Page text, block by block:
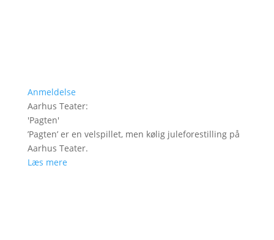
Anmeldelse
Aarhus Teater:
'Pagten'
’Pagten’ er en velspillet, men kølig juleforestilling på
Aarhus Teater.
Læs mere